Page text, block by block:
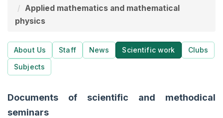
Applied mathematics and mathematical
physics
About Us Staff News Scientific work
Clubs
Subjects
Documents of scientific and methodical
seminars